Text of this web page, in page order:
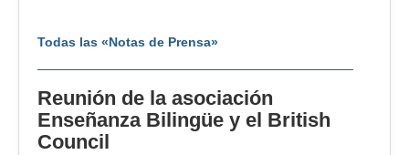
Todas las «Notas de Prensa»
Reunión de la asociación
Enseñanza Bilingüe y el British
Council